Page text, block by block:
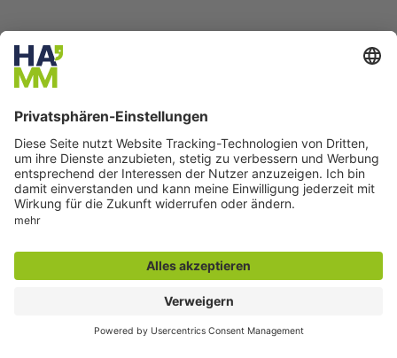
Anlagen
öffentliche Bekanntmachung 7. Änderungssatzung
Zurück zur Kategorienübersicht
Seite teilen